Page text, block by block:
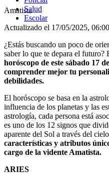
Salud
Escolar
Amatista
Actualizado el 17/05/2025,
¿Estás buscando un poco de
saber lo que te depara el futuro?
horóscopo de este sábado 17
comprender mejor tu
debilidades.
El horóscopo se basa en la
influencia de los planetas y las
astrología, cada persona está
es uno de los 12 signos que
aparente del Sol a través del
características y atributos
cargo de la vidente Amatista.
ARIES